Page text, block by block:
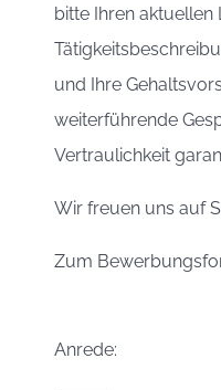
bitte Ihren
und Ihre
weiterführende
Vertraulichkeit
Wir freuen uns auf
Zum
Anrede: